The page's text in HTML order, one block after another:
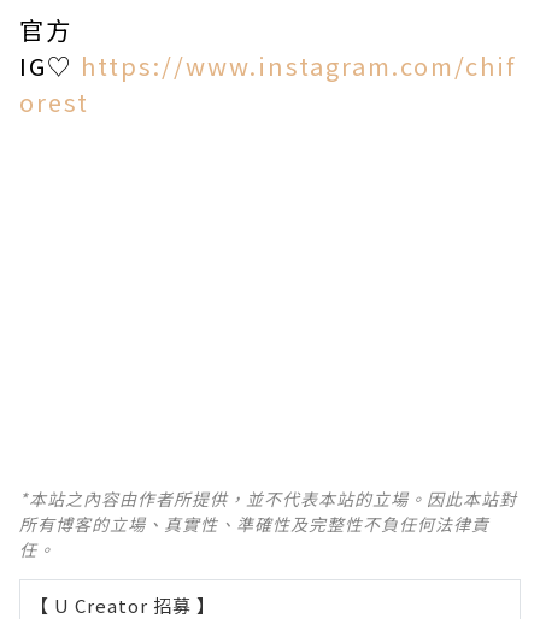
官方
IG♡ https://www.instagram.com/chif
orest
*本站之內容由作者所提供，並不代表本站的立場。因此本站對
所有博客的立場、真實性、準確性及完整性不負任何法律責
任。
【 U Creator 招募 】